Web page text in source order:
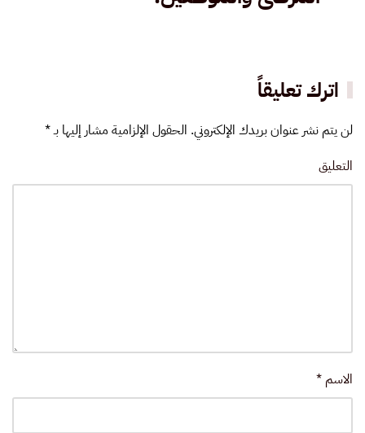
اترك تعليقاً
لن يتم نشر عنوان بريدك الإلكتروني. الحقول الإلزامية مشار إليها بـ*
التعليق
الاسم *